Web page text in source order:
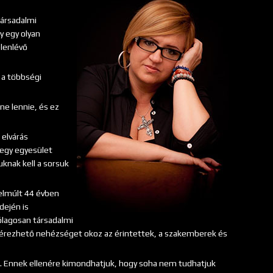
egy olyan
többségi
lennie, és ez
egyesület
kell a sorsuk
44 évben
is
társadalmi
nehézséget okoz az érintettek, a szakemberek és
ellenére kimondhatjuk, hogy soha nem tudhatjuk